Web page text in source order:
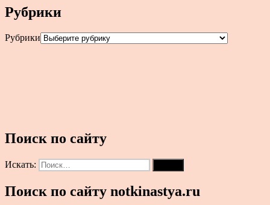
Рубрики
Рубрики
Поиск по сайту
Искать:
Поиск по сайту notkinastya.ru